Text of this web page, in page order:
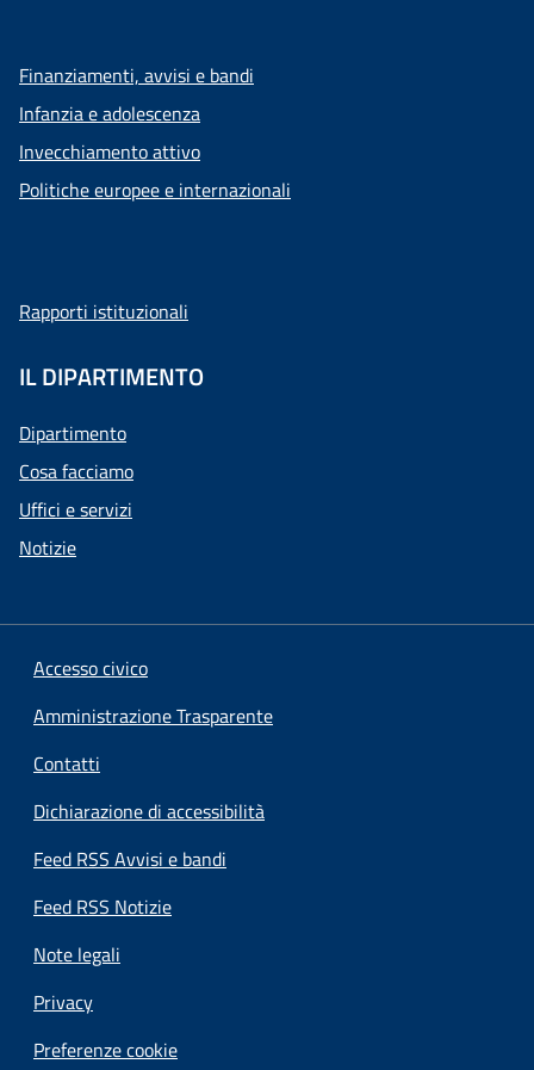
Finanziamenti, avvisi e bandi
Infanzia e adolescenza
Invecchiamento attivo
Politiche europee e internazionali
Rapporti istituzionali
IL DIPARTIMENTO
Dipartimento
Cosa facciamo
Uffici e servizi
Notizie
Accesso civico
Amministrazione Trasparente
Contatti
Dichiarazione di accessibilità
Feed RSS Avvisi e bandi
Feed RSS Notizie
Note legali
Privacy
Preferenze cookie